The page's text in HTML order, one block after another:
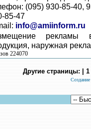
(095) 930-85-40,
85-47
info@amiinform.ru
рекламы
наружная
224070
Другие страницы: |
Создание